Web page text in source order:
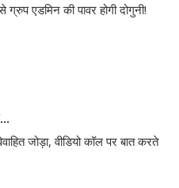
एडमिन की पावर होगी दोगुनी!
जोड़ा, वीडियो कॉल पर बात करते